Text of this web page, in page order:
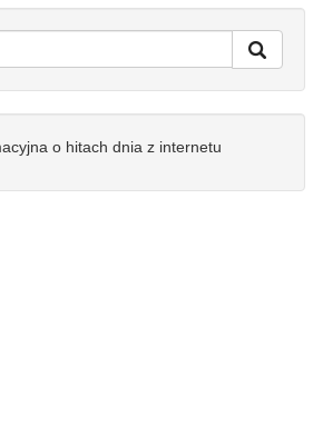
o hitach dnia z internetu